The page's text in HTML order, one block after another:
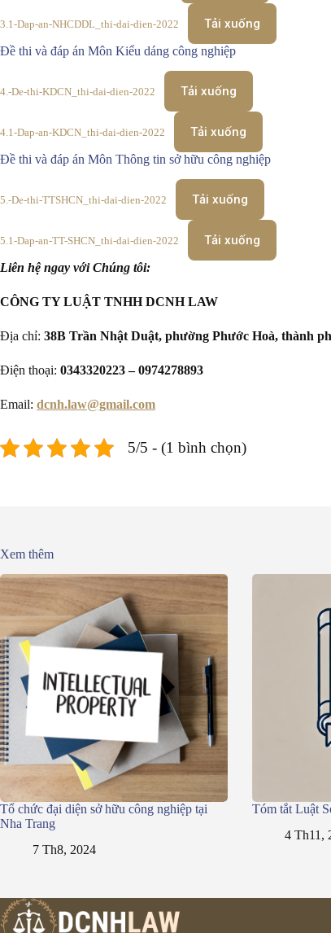
3.1-Dap-an-NHCDDL_thi-dai-dien-2022 Tải xuống
Đề thi và đáp án Môn Kiểu dáng công nghiệp
4.-De-thi-KDCN_thi-dai-dien-2022 Tải xuống
4.1-Dap-an-KDCN_thi-dai-dien-2022 Tải xuống
Đề thi và đáp án Môn Thông tin sở hữu công nghiệp
5.-De-thi-TTSHCN_thi-dai-dien-2022 Tải xuống
5.1-Dap-an-TT-SHCN_thi-dai-dien-2022 Tải xuống
Liên hệ ngay với Chúng tôi:
CÔNG TY LUẬT TNHH DCNH LAW
Địa chỉ: 38B Trần Nhật Duật, phường Phước Hoà, thành
Điện thoại: 0343320223 – 0974278893
Email: dcnh.law@gmail.com
5/5 - (1 bình chọn)
Xem thêm
Tổ chức đại diện sở hữu công nghiệp tại
Nha Trang
7 Th8, 2024
Tóm tắt Luật
4 Th11,